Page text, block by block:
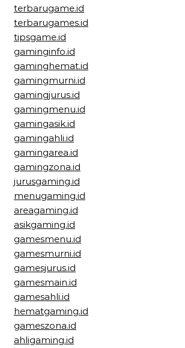
terbarugame.id
terbarugames.id
tipsgame.id
gaminginfo.id
gaminghemat.id
gamingmurni.id
gamingjurus.id
gamingmenu.id
gamingasik.id
gamingahli.id
gamingarea.id
gamingzona.id
jurusgaming.id
menugaming.id
areagaming.id
asikgaming.id
gamesmenu.id
gamesmurni.id
gamesjurus.id
gamesmain.id
gamesahli.id
hematgaming.id
gameszona.id
ahligaming.id